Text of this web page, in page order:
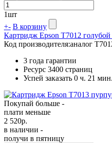
1шт
+- В корзину
Картридж Epson T7012
Код производителя:аналог
3 года гарантии
Ресурс 3400 страниц
Успей заказать 0 ч. 21
Покупай больше -
плати меньше
2 520р.
в наличии -
получи в пятницу